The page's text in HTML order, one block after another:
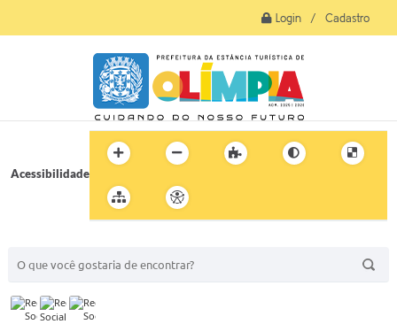
Login / Cadastro
Acessibilidade